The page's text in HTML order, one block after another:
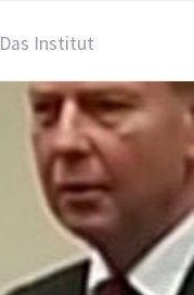
Das Institut